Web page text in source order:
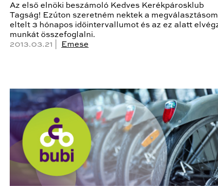
Az első elnöki beszámoló Kedves Kerékpárosklub
Tagság! Ezúton szeretném nektek a
eltelt 3 hónapos időintervallumot és az ez alatt
munkát összefoglalni.
2013.03.21 |
Emese